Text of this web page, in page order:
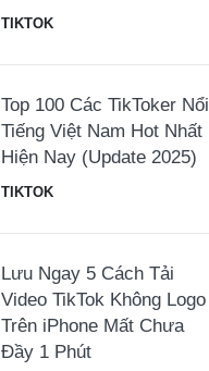
TIKTOK
Top 100 Các TikToker Nổi
Tiếng Việt Nam Hot Nhất
Hiện Nay (Update 2025)
TIKTOK
Lưu Ngay 5 Cách Tải
Video TikTok Không Logo
Trên iPhone Mất Chưa
Đầy 1 Phút